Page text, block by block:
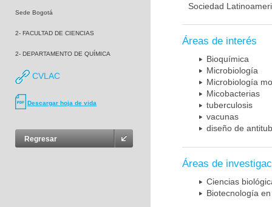
Sede Bogotá
2- FACULTAD DE CIENCIAS
2- DEPARTAMENTO DE QUÍMICA
CVLAC
Descargar hoja de vida
Regresar
Sociedad
Áreas de interés
Bioquímica
Microbiología
Microbiología
Micobacterias
tuberculosis
vacunas
diseño de
Áreas de
Ciencias
Biotecnología